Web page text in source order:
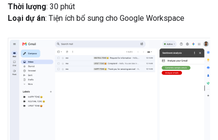
Thời lượng: 30 phút
Loại dự án: Tiện ích bổ sung cho Google Workspace